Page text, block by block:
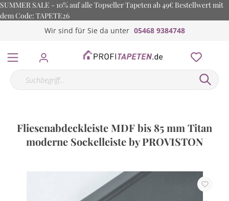
SUMMER SALE - 10% auf alle Topseller Tapeten ab 49€ Bestellwert mit
dem Code: TAPETE26
Wir sind für Sie da unter 05468 9384748
Fliesenabdeckleiste MDF bis 85 mm Titan
moderne Sockelleiste by PROVISTON